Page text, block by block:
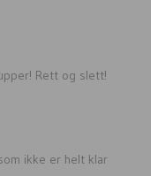
Rett og slett!
ikke er helt klar